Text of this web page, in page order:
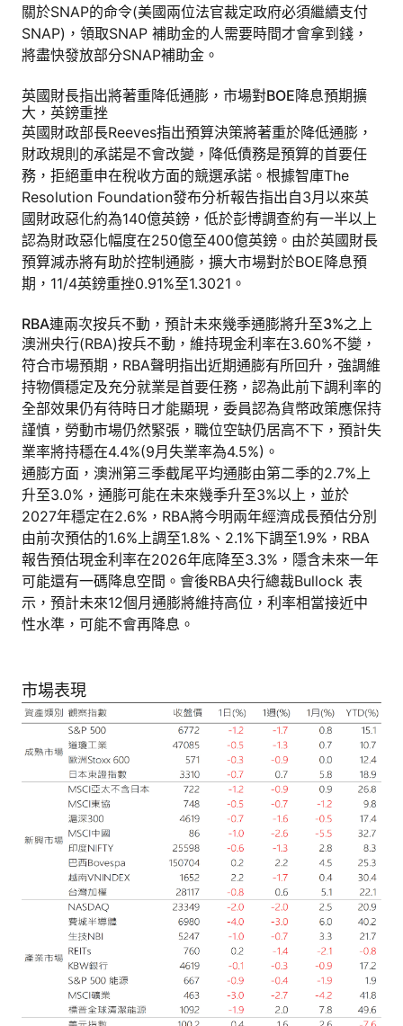
關於SNAP的命令(美國兩位法官裁定政府必須繼續支付
SNAP)，領取SNAP 補助金的人需要時間才會拿到錢，
將盡快發放部分SNAP補助金。
英國財長指出將著重降低通膨，市場對BOE降息預期擴
大，英鎊重挫
英國財政部長Reeves指出預算決策將著重於降低通膨，
財政規則的承諾是不會改變，降低債務是預算的首要任
務，拒絕重申在稅收方面的競選承諾。根據智庫The
Resolution Foundation發布分析報告指出自3月以來英
國財政惡化約為140億英鎊，低於彭博調查約有一半以上
認為財政惡化幅度在250億至400億英鎊。由於英國財長
預算減赤將有助於控制通膨，擴大市場對於BOE降息預
期，11/4英鎊重挫0.91%至1.3021。
RBA連兩次按兵不動，預計未來幾季通膨將升至3%之上
澳洲央行(RBA)按兵不動，維持現金利率在3.60%不變，
符合市場預期，RBA聲明指出近期通膨有所回升，強調維
持物價穩定及充分就業是首要任務，認為此前下調利率的
全部效果仍有待時日才能顯現，委員認為貨幣政策應保持
謹慎，勞動市場仍然緊張，職位空缺仍居高不下，預計失
業率將持穩在4.4%(9月失業率為4.5%)。
通膨方面，澳洲第三季截尾平均通膨由第二季的2.7%上
升至3.0%，通膨可能在未來幾季升至3%以上，並於
2027年穩定在2.6%，RBA將今明兩年經濟成長預估分別
由前次預估的1.6%上調至1.8%、2.1%下調至1.9%，RBA
報告預估現金利率在2026年底降至3.3%，隱含未來一年
可能還有一碼降息空間。會後RBA央行總裁Bullock 表
示，預計未來12個月通膨將維持高位，利率相當接近中
性水準，可能不會再降息。
市場表現